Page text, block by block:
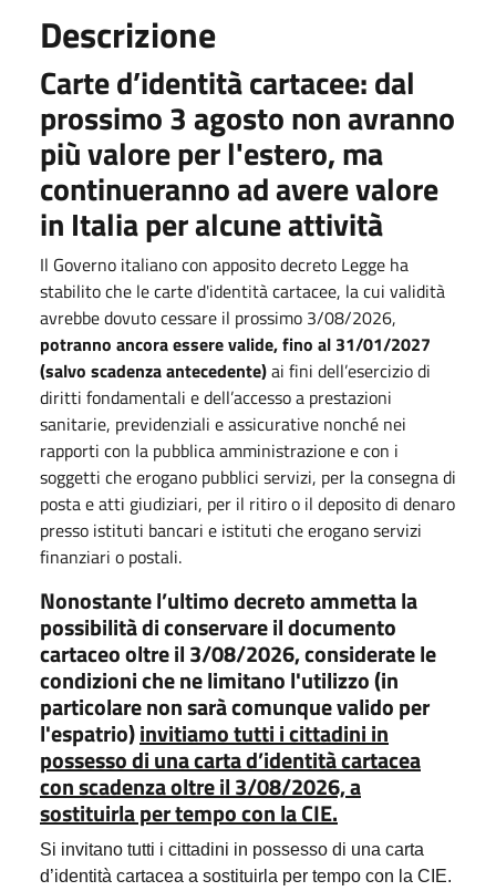
Descrizione
Carte d’identità cartacee: dal
prossimo 3 agosto non avranno
più valore per l'estero, ma
continueranno ad avere valore
in Italia per alcune attività
Il Governo italiano con apposito decreto Legge ha
stabilito che le carte d'identità cartacee, la cui validità
avrebbe dovuto cessare il prossimo 3/08/2026,
potranno ancora essere valide,fino al 31/01/2027
(salvo scadenza antecedente)ai fini dell’esercizio di
diritti fondamentali e dell’accesso a prestazioni
sanitarie, previdenziali e assicurative nonché nei
rapporti con la pubblica amministrazione e con i
soggetti che erogano pubblici servizi, per la consegna di
posta e atti giudiziari, per il ritiro o il deposito di denaro
presso istituti bancari e istituti che erogano servizi
finanziari o postali.
Nonostante l’ultimo decreto ammetta la
possibilità di conservare il documento
cartaceo oltre il 3/08/2026, considerate le
condizioni che ne limitano l'utilizzo (in
particolare non sarà comunque valido per
l'espatrio)invitiamo tutti i cittadini in
possesso di una carta d’identità cartacea
con scadenza oltre il 3/08/2026, a
sostituirla per tempo con la CIE.
Si invitano tutti i cittadini in possesso di una carta
d’identità cartacea a sostituirla per tempo con la CIE.